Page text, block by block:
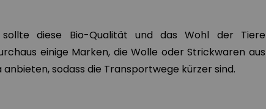
sollte diese Bio-Qualität und das Wohl der Tiere
einige Marken, die Wolle oder Strickwaren aus
sodass die Transportwege kürzer sind.